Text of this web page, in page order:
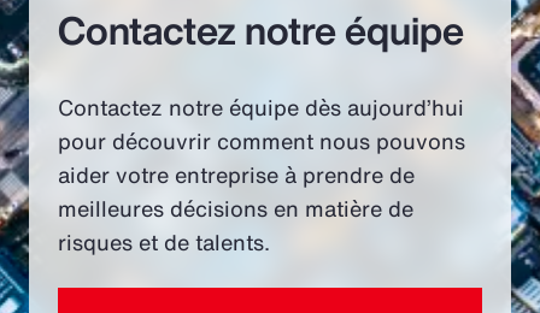
Contactez notre équipe
Contactez notre équipe dès aujourd’hui
pour découvrir comment nous pouvons
aider votre entreprise à prendre de
meilleures décisions en matière de
risques et de talents.